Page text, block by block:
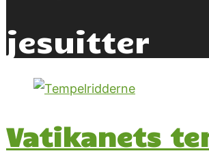
jesuitter
Vatikanets